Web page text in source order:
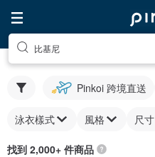
比基尼
Pinkoi 跨境直送
泳衣樣式 風格 尺寸
找到 2,000+ 件商品